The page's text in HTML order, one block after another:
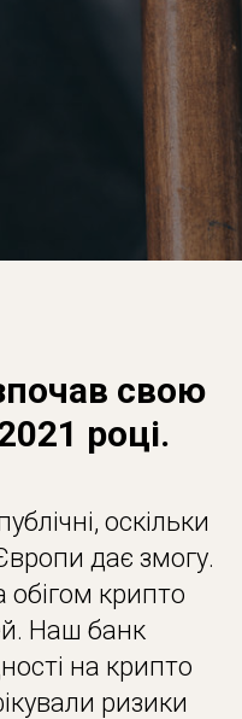
свою
році.
оскільки
дає змогу.
обігом крипто
Наш банк
на крипто
ризики